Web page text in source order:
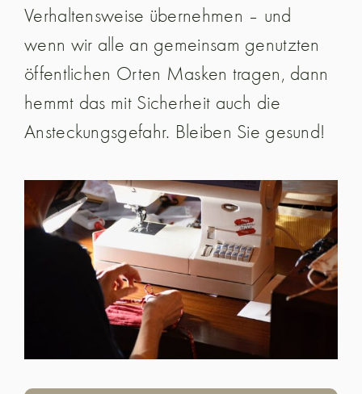
Verhaltensweise übernehmen – und
wenn wir alle an gemeinsam genutzten
öffentlichen Orten Masken tragen, dann
hemmt das mit Sicherheit auch die
Ansteckungsgefahr. Bleiben Sie gesund!